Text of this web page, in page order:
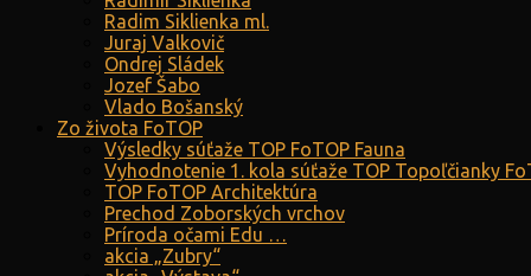
Radim Siklienka ml.
Juraj Valkovič
Ondrej Sládek
Jozef Šabo
Vlado Bošanský
Zo života FoTOP
Výsledky súťaže TOP FoTOP Fauna
Vyhodnotenie 1. kola súťaže TOP Topoľčianky
TOP FoTOP Architektúra
Prechod Zoborských vrchov
Príroda očami Edu …
akcia „Zubry“